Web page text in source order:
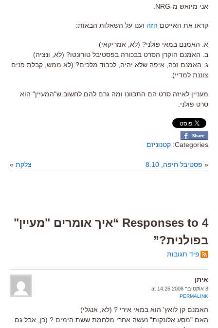
אני מיואש מ-NRG.
קראו את האייטם הזה וענו על השאלות הבאות:
א. האמנם במאי פולני? (לא, אמריקאי)
ב. האמנם הוקרן הסרט בבכורה בפסטיבל טורונטו? (לא, ונציה)
ג. האמנם זכה, איפה שלא יהיה, לכבוד מלכים? (לא ממש, קבלת פנים
צוננת למדיי).
מעניין לאיזה סרט הם התכוונו ומה גרם להם לחשוב ש"המעיין" הוא
סרט פולני.
Categories: קטנוניזם
« פסטיבל חיפה, 8.10 צלקת »
4 Responses to “איך אומרים "מעיין"
בפולנית?”
פיד תגובות
איתן
8 אוקטובר 2006 at 14:26
PERMALINK
האמנם קן לואץ' הוא במאי אירי ? (לא, אנגלי)
האם "מסע אלונקות" נעשה אחרי מלחמת ששת הימים ? (כן, אבל גם